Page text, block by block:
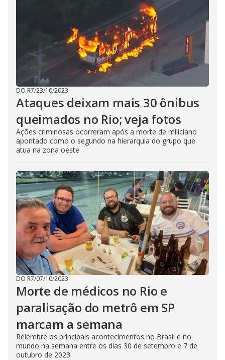
DO R7/23/10/2023
Ataques deixam mais 30 ônibus
queimados no Rio; veja fotos
Ações criminosas ocorreram após a morte de miliciano
apontado como o segundo na hierarquia do grupo que
atua na zona oeste
DO R7/07/10/2023
Morte de médicos no Rio e
paralisação do metrô em SP
marcam a semana
Relembre os principais acontecimentos no Brasil e no
mundo na semana entre os dias 30 de setembro e 7 de
outubro de 2023